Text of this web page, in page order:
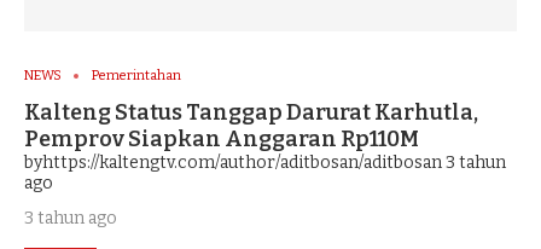
NEWS Pemerintahan
Kalteng Status Tanggap Darurat Karhutla,
Pemprov Siapkan Anggaran Rp110M
byhttps://kaltengtv.com/author/aditbosan/aditbosan3 tahun
ago
3 tahun ago